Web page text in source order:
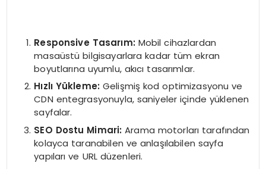
Responsive Tasarım: Mobil cihazlardan
masaüstü bilgisayarlara kadar tüm ekran
boyutlarına uyumlu, akıcı tasarımlar.
Hızlı Yükleme: Gelişmiş kod optimizasyonu ve
CDN entegrasyonuyla, saniyeler içinde yüklenen
sayfalar.
SEO Dostu Mimari:Arama motorları tarafından
kolayca taranabilen ve anlaşılabilen sayfa
yapıları ve URL düzenleri.